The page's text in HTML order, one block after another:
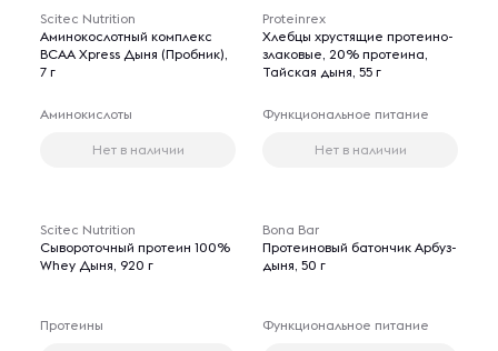
Scitec Nutrition
Аминокослотный комплекс
BCAA Xpress Дыня (Пробник),
7 г
Аминокислоты
Нет в наличии
Proteinrex
Хлебцы хрустящие протеино-
злаковые, 20% протеина,
Тайская дыня, 55 г
Функциональное питание
Нет в наличии
Scitec Nutrition
Сывороточный протеин 100%
Whey Дыня, 920 г
Протеины
Bona Bar
Протеиновый батончик Арбуз-
дыня, 50 г
Функциональное питание